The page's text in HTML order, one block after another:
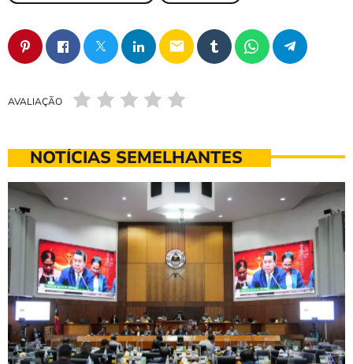
email
AVALIAÇÃO
NOTÍCIAS SEMELHANTES